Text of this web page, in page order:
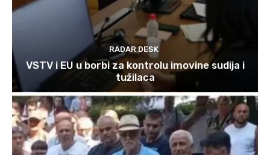
RADAR DESK
VSTV i EU u borbi za kontrolu imovine sudija i
tužilaca